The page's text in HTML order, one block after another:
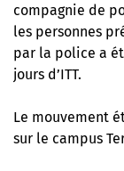
compagnie de
les personnes
par la police a
jours d’ITT.
Le mouvement
sur le campus